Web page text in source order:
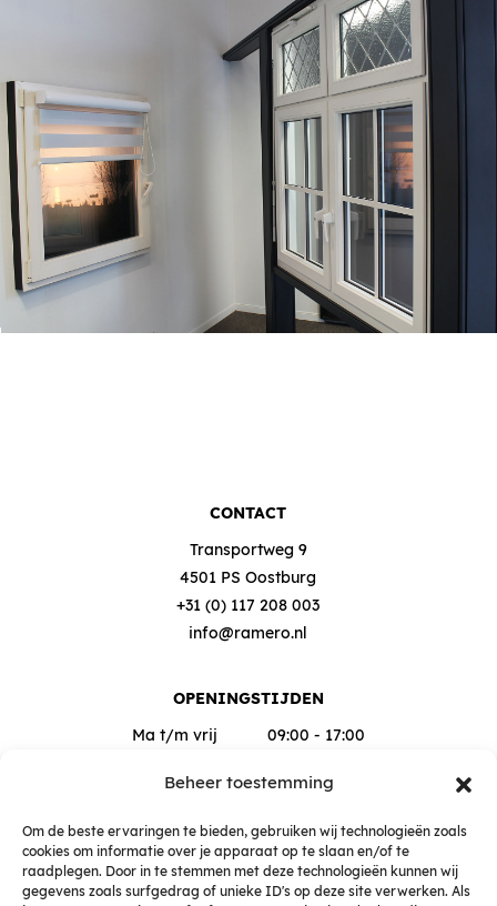
Beheer toestemming
Om de beste ervaringen te bieden, gebruiken wij technologieën zoals
cookies om informatie over je apparaat op te slaan en/of te
raadplegen. Door in te stemmen met deze technologieën kunnen wij
gegevens zoals surfgedrag of unieke ID's op deze site verwerken. Als
CONTACT
Transportweg 9
4501 PS Oostburg
+31 (0) 117 208 003
info@ramero.nl
OPENINGSTIJDEN
Ma t/m vrij
09:00 - 17:00
Buiten deze tijden op afspraak